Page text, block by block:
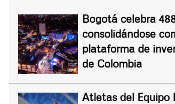
Bogotá celebra
consolidándose
plataforma de
de Colombia
Atletas del Equipo